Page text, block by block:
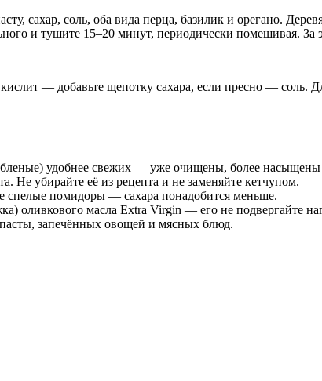
сахар, соль, оба вида перца, базилик и орегано.
и тушите 15–20 минут, периодически помешивая. За
— добавьте щепотку сахара, если пресно — соль.
удобнее свежих — уже очищены, более насыщены
Не убирайте её из рецепта и не заменяйте кетчупом.
спелые помидоры — сахара понадобится меньше.
оливкового масла Extra Virgin — его не подвергайте
запечённых овощей и мясных блюд.